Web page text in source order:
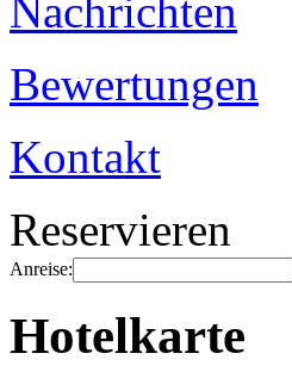
Nachrichten
Bewertungen
Kontakt
Reservieren
Anreise:
Hotelkarte